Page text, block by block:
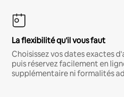
La flexibilité qu'il vous faut
Choisissez vos dates exactes
puis réservez facilement en
supplémentaire ni formalités